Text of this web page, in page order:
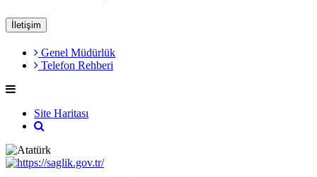
İletişim
Genel Müdürlük
Telefon Rehberi
Site Haritası